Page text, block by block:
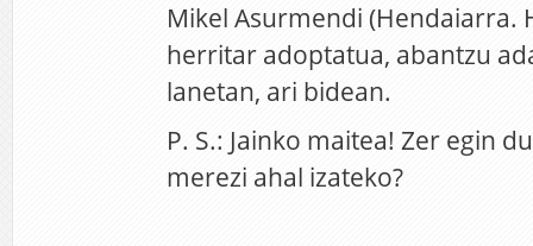
Mikel Asurmendi (Hendaiarra.
herritar adoptatua, abantzu
lanetan, ari bidean.
P. S.: Jainko maitea! Zer egin
merezi ahal izateko?